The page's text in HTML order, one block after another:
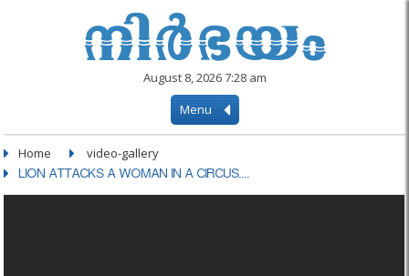
August 8, 2026 7:28 am
Menu
Home video-gallery
LION ATTACKS A WOMAN IN A CIRCUS....